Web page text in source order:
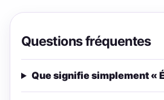
Questions fréquentes
Que signifie simplement «